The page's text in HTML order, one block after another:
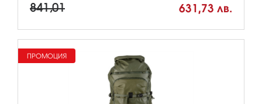
841,01 631,73 лв.
ПРОМОЦИЯ